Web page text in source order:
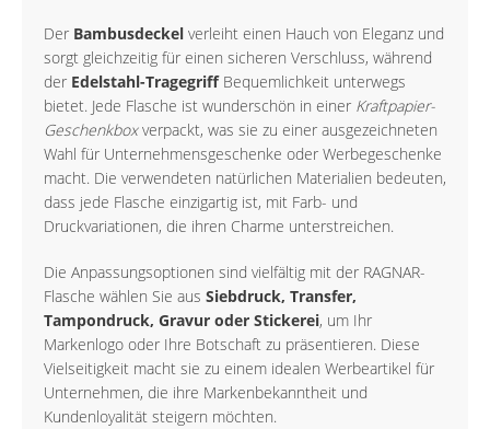
Der Bambusdeckel verleiht einen Hauch von Eleganz und
sorgt gleichzeitig für einen sicheren Verschluss, während
der Edelstahl-TragegriffBequemlichkeit unterwegs
bietet. Jede Flasche ist wunderschön in einer Kraftpapier-
Geschenkboxverpackt, was sie zu einer ausgezeichneten
Wahl für Unternehmensgeschenke oder Werbegeschenke
macht. Die verwendeten natürlichen Materialien bedeuten,
dass jede Flasche einzigartig ist, mit Farb- und
Druckvariationen, die ihren Charme unterstreichen.
Die Anpassungsoptionen sind vielfältig mit der RAGNAR-
Flasche wählen Sie aus Siebdruck, Transfer,
Tampondruck, Gravur oder Stickerei, um Ihr
Markenlogo oder Ihre Botschaft zu präsentieren. Diese
Vielseitigkeit macht sie zu einem idealen Werbeartikel für
Unternehmen, die ihre Markenbekanntheit und
Kundenloyalität steigern möchten.